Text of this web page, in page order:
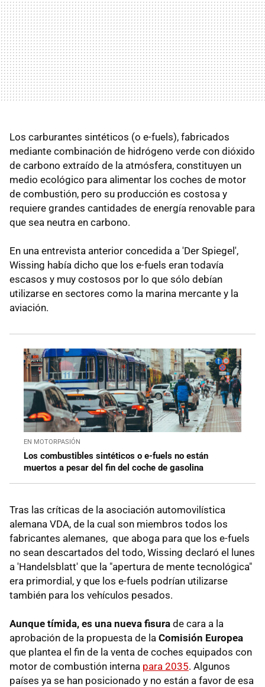
Los carburantes sintéticos (o e-fuels), fabricados
mediante combinación de hidrógeno verde con dióxido
de carbono extraído de la atmósfera, constituyen un
medio ecológico para alimentar los coches de motor
de combustión, pero su producción es costosa y
requiere grandes cantidades de energía renovable para
que sea neutra en carbono.
En una entrevista anterior concedida a 'Der Spiegel',
Wissing había dicho que los e-fuels eran todavía
escasos y muy costosos por lo que sólo debían
utilizarse en sectores como la marina mercante y la
aviación.
EN MOTORPASIÓN
Los combustibles sintéticos o e-fuels no están
muertos a pesar del fin del coche de gasolina
Tras las críticas de la asociación automovilística
alemana VDA, de la cual son miembros todos los
fabricantes alemanes, que aboga para que los e-fuels
no sean descartados del todo, Wissing declaró el lunes
a 'Handelsblatt' que la "apertura de mente tecnológica"
era primordial, y que los e-fuels podrían utilizarse
también para los vehículos pesados.
Aunque tímida, es una nueva fisura de cara a la
aprobación de la propuesta de la Comisión Europea
que plantea el fin de la venta de coches equipados con
motor de combustión interna para 2035. Algunos
países ya se han posicionado y no están a favor de esa